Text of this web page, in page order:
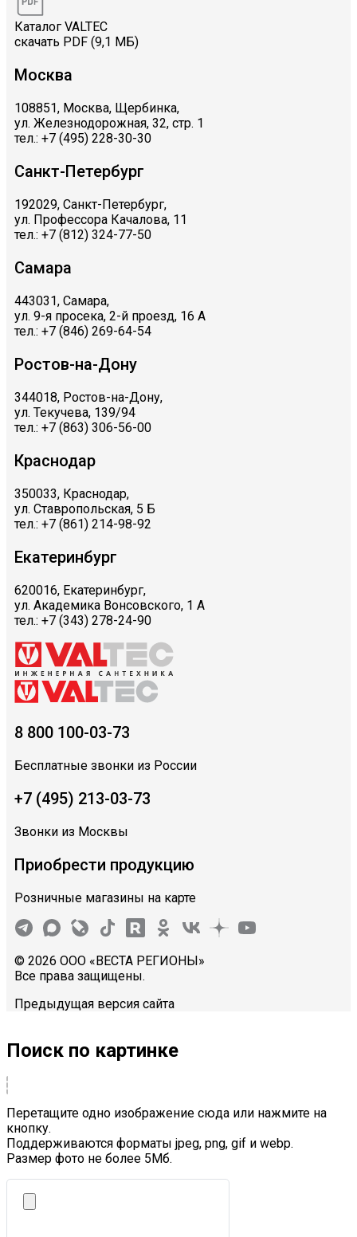
Каталог VALTEC
скачать PDF (9,1 МБ)
Москва
108851, Москва, Щербинка,
ул. Железнодорожная, 32, стр. 1
тел.: +7 (495) 228-30-30
Санкт-Петербург
192029, Санкт-Петербург,
ул. Профессора Качалова, 11
тел.: +7 (812) 324-77-50
Самара
443031, Самара,
ул. 9-я просека, 2-й проезд, 16 А
тел.: +7 (846) 269-64-54
Ростов-на-Дону
344018, Ростов-на-Дону,
ул. Текучева, 139/94
тел.: +7 (863) 306-56-00
Краснодар
350033, Краснодар,
ул. Ставропольская, 5 Б
тел.: +7 (861) 214-98-92
Екатеринбург
620016, Екатеринбург,
ул. Академика Вонсовского, 1 А
тел.: +7 (343) 278-24-90
8 800 100-03-73
Бесплатные звонки из России
+7 (495) 213-03-73
Звонки из Москвы
Приобрести продукцию
Розничные магазины на карте
© 2026 ООО «ВЕСТА РЕГИОНЫ»
Все права защищены.
Предыдущая версия сайта
Поиск по картинке
Перетащите одно изображение сюда или нажмите на
кнопку.
Поддерживаются форматы jpeg, png, gif и webp.
Размер фото не более 5Mб.